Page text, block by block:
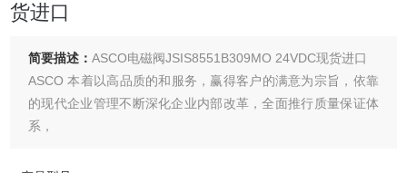
货进口
简要描述：ASCO电磁阀JSIS8551B309MO 24VDC现货进口
ASCO 本着以高品质的和服务，赢得客户的满意为宗旨，依靠
的现代企业管理不断深化企业内部改革，全面推行质量保证体
系，